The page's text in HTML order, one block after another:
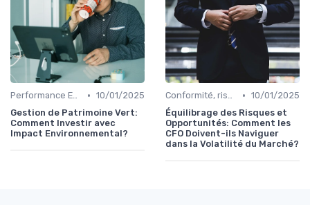
Performance ESG & finance durable • 10/01/2025
Gestion de Patrimoine Vert:
Comment Investir avec
Impact Environnemental?
Conformité, risques & réglementation • 10/01/2025
Équilibrage des Risques et
Opportunités: Comment les
CFO Doivent-ils Naviguer
dans la Volatilité du Marché?